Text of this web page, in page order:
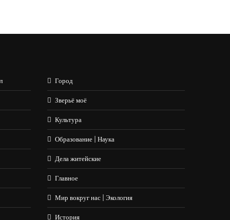
Город
Зверьё моё
Культура
Образование | Наука
Дела житейские
Главное
Мир вокруг нас | Экология
История